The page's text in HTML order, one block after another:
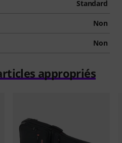
Standard
Non
Non
appropriés